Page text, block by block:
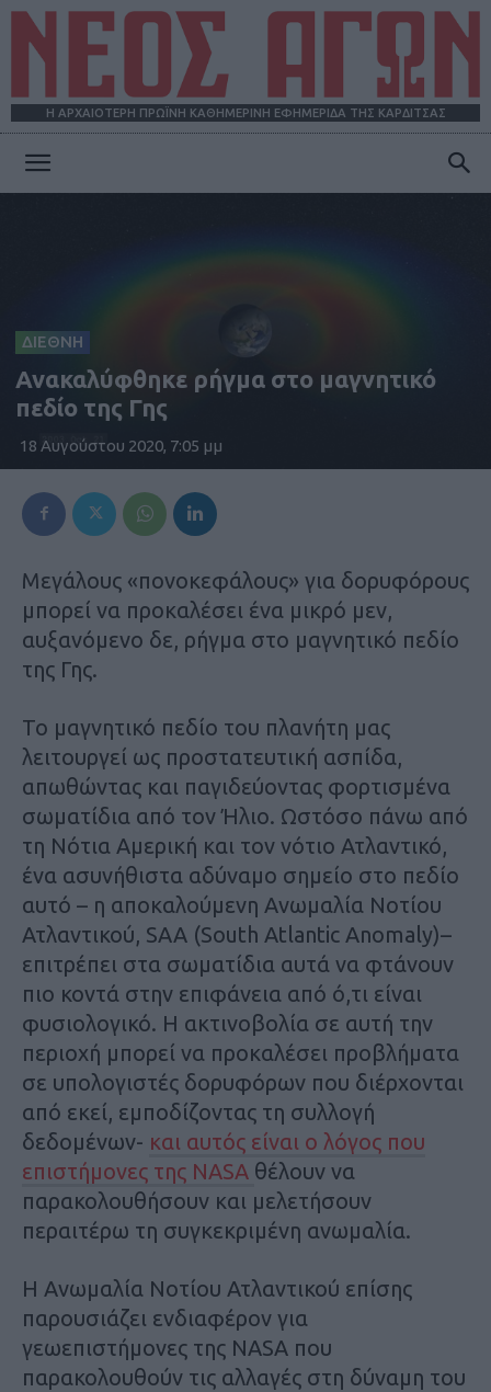
Η ΑΡΧΑΙΟΤΕΡΗ ΠΡΩΪΝΗ ΚΑΘΗΜΕΡΙΝΗ ΕΦΗΜΕΡΙΔΑ ΤΗΣ ΚΑΡΔΙΤΣΑΣ
ΔΙΕΘΝΗ
Ανακαλύφθηκε ρήγμα στο μαγνητικό
πεδίο της Γης
18 Αυγούστου 2020, 7:05 μμ
Μεγάλους «πονοκεφάλους» για δορυφόρους
μπορεί να προκαλέσει ένα μικρό μεν,
αυξανόμενο δε, ρήγμα στο μαγνητικό πεδίο
της Γης.
To μαγνητικό πεδίο του πλανήτη μας
λειτουργεί ως προστατευτική ασπίδα,
απωθώντας και παγιδεύοντας φορτισμένα
σωματίδια από τον Ήλιο. Ωστόσο πάνω από
τη Νότια Αμερική και τον νότιο Ατλαντικό,
ένα ασυνήθιστα αδύναμο σημείο στο πεδίο
αυτό – η αποκαλούμενη Ανωμαλία Νοτίου
Ατλαντικού, SAA (South Atlantic Anomaly)–
επιτρέπει στα σωματίδια αυτά να φτάνουν
πιο κοντά στην επιφάνεια από ό,τι είναι
φυσιολογικό. Η ακτινοβολία σε αυτή την
περιοχή μπορεί να προκαλέσει προβλήματα
σε υπολογιστές δορυφόρων που διέρχονται
από εκεί, εμποδίζοντας τη συλλογή
δεδομένων- και αυτός είναι ο λόγος που
επιστήμονες της NASA θέλουν να
παρακολουθήσουν και μελετήσουν
περαιτέρω τη συγκεκριμένη ανωμαλία.
Η Ανωμαλία Νοτίου Ατλαντικού επίσης
παρουσιάζει ενδιαφέρον για
γεωεπιστήμονες της NASA που
παρακολουθούν τις αλλαγές στη δύναμη του